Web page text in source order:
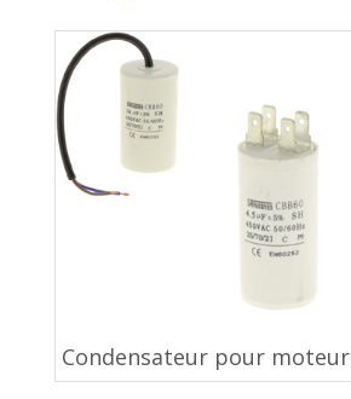
Condensateur pour moteur